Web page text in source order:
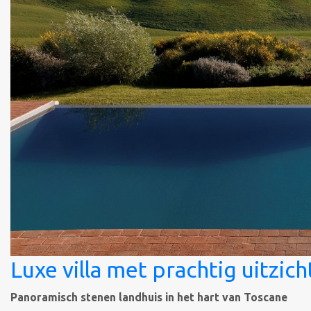
Luxe villa met prachtig
Panoramisch stenen landhuis in het hart van Toscane